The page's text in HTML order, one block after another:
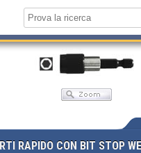
RAPIDO CON BIT STOP